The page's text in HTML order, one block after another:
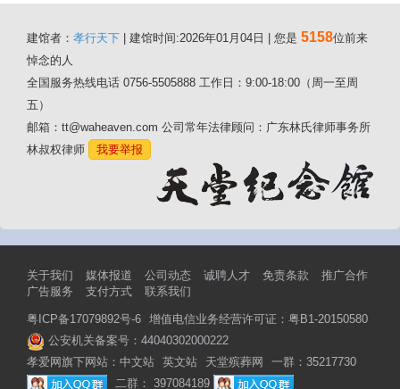
建馆者： 孝行天下 | 建馆时间:2026年01月04日 | 您是 5158位前来
悼念的人
全国服务热线电话 0756-5505888 工作日：9:00-18:00（周一至周
五）
邮箱：tt@waheaven.com 公司常年法律顾问：广东林氏律师事务所
林叔权律师
我要举报
关于我们 媒体报道 公司动态 诚聘人才 免责条款
推广合作
广告服务
支付方式 联系我们
粤ICP备17079892号-6 增值电信业务经营许可证：粤B1-20150580
公安机关备案号：44040302000222
孝爱网旗下网站： 中文站 英文站 天堂殡葬网
一群：35217730
二群： 397084189